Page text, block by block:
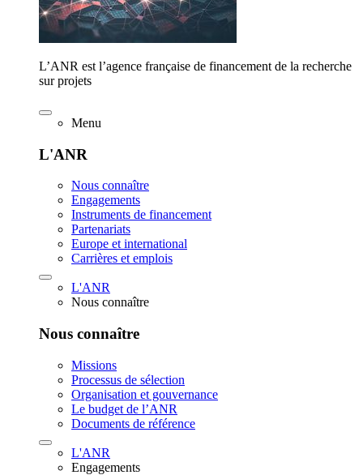
L’ANR est l’agence française de financement de la recherche
sur projets
Menu
L'ANR
Nous connaître
Engagements
Instruments de financement
Partenariats
Europe et international
Carrières et emplois
L'ANR
Nous connaître
Nous connaître
Missions
Processus de sélection
Organisation et gouvernance
Le budget de l’ANR
Documents de référence
L'ANR
Engagements